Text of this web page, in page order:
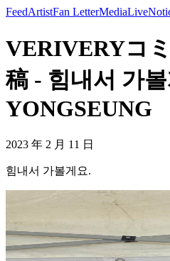
FeedArtistFan LetterMediaLive
VERIVERYコ
稿 - 힘내서 가
YONGSEUNG
2023 年 2 月 11 日
힘내서 가볼게요.